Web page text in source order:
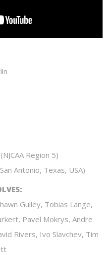
Region 5)
Antonio, Texas, USA)
Gulley, Tobias Lange,
Pavel Mokrys, Andre
Rivers, Ivo Slavchev, Tim